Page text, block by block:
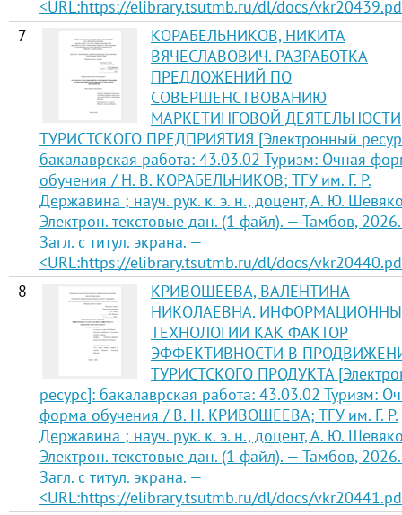
<URL:https://elibrary.tsutmb.ru/dl/docs/
7
КОРАБЕЛЬНИКОВ, НИКИТА
ВЯЧЕСЛАВОВИЧ. РАЗРАБОТКА
ПРЕДЛОЖЕНИЙ ПО
СОВЕРШЕНСТВОВАНИЮ
МАРКЕТИНГОВОЙ ДЕЯТЕЛЬНОСТИ
ТУРИСТСКОГО ПРЕДПРИЯТИЯ [Электронный
бакалаврская работа: 43.03.02 Туризм: Очная
обучения / Н. В. КОРАБЕЛЬНИКОВ; ТГУ им. Г. Р.
Державина ; науч. рук. к. э. н., доцент, А. Ю.
Электрон. текстовые дан. (1 файл). — Тамбов,
Загл. с титул. экрана. —
<URL:https://elibrary.tsutmb.ru/dl/docs/
8
КРИВОШЕЕВА, ВАЛЕНТИНА
НИКОЛАЕВНА.
ТЕХНОЛОГИИ КАК ФАКТОР
ЭФФЕКТИВНОСТИ В
ТУРИСТСКОГО ПРОДУКТА
ресурс]: бакалаврская работа: 43.03.02 Туризм:
форма обучения / В. Н. КРИВОШЕЕВА; ТГУ им. Г. Р.
Державина ; науч. рук. к. э. н., доцент, А. Ю.
Электрон. текстовые дан. (1 файл). — Тамбов,
Загл. с титул. экрана. —
<URL:https://elibrary.tsutmb.ru/dl/docs/